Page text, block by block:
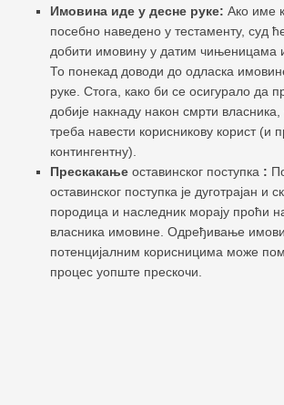
Имовина иде у десне руке: Ако име
посебно наведено у тестаменту, суд
добити имовину у датим чињеницама
То понекад доводи до одласка
руке. Стога, како би се осигурало да
добије накнаду након смрти власника,
треба навести корисникову корист (и
контингентну).
Прескакање оставинског поступка :
оставинског поступка је дуготрајан и
породица и наследник морају проћи
власника имовине. Одређивање
потенцијалним корисницима може
процес уопште прескочи.